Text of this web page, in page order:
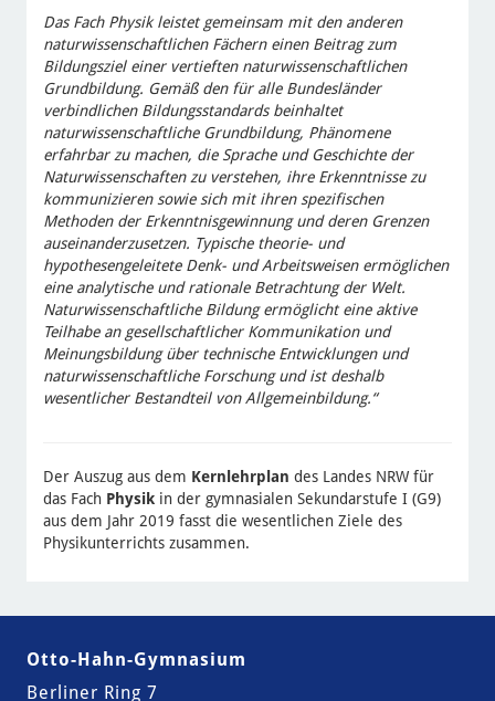
Das Fach Physik leistet gemeinsam mit den anderen
naturwissenschaftlichen Fächern einen Beitrag zum
Bildungsziel einer vertieften naturwissenschaftlichen
Grundbildung. Gemäß den für alle Bundesländer
verbindlichen Bildungsstandards beinhaltet
naturwissenschaftliche Grundbildung, Phänomene
erfahrbar zu machen, die Sprache und Geschichte der
Naturwissenschaften zu verstehen, ihre Erkenntnisse zu
kommunizieren sowie sich mit ihren spezifischen
Methoden der Erkenntnisgewinnung und deren Grenzen
auseinanderzusetzen. Typische theorie- und
hypothesengeleitete Denk- und Arbeitsweisen ermöglichen
eine analytische und rationale Betrachtung der Welt.
Naturwissenschaftliche Bildung ermöglicht eine aktive
Teilhabe an gesellschaftlicher Kommunikation und
Meinungsbildung über technische Entwicklungen und
naturwissenschaftliche Forschung und ist deshalb
wesentlicher Bestandteil von Allgemeinbildung.“
Der Auszug aus dem Kernlehrplan des Landes NRW für
das Fach Physikin der gymnasialen Sekundarstufe I (G9)
aus dem Jahr 2019 fasst die wesentlichen Ziele des
Physikunterrichts zusammen.
Otto-Hahn-Gymnasium
Berliner Ring 7